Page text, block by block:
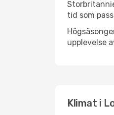
tid som
upplevelse
Klimat i